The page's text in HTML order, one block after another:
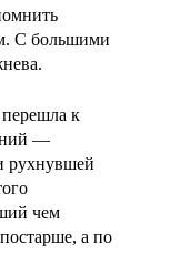
С большими
к
—
рухнувшей
чем
а по